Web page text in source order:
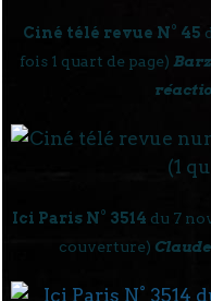
Ciné télé revue N° 45
fois 1 quart de page)
Ici Paris N° 3514 du 7
couverture)